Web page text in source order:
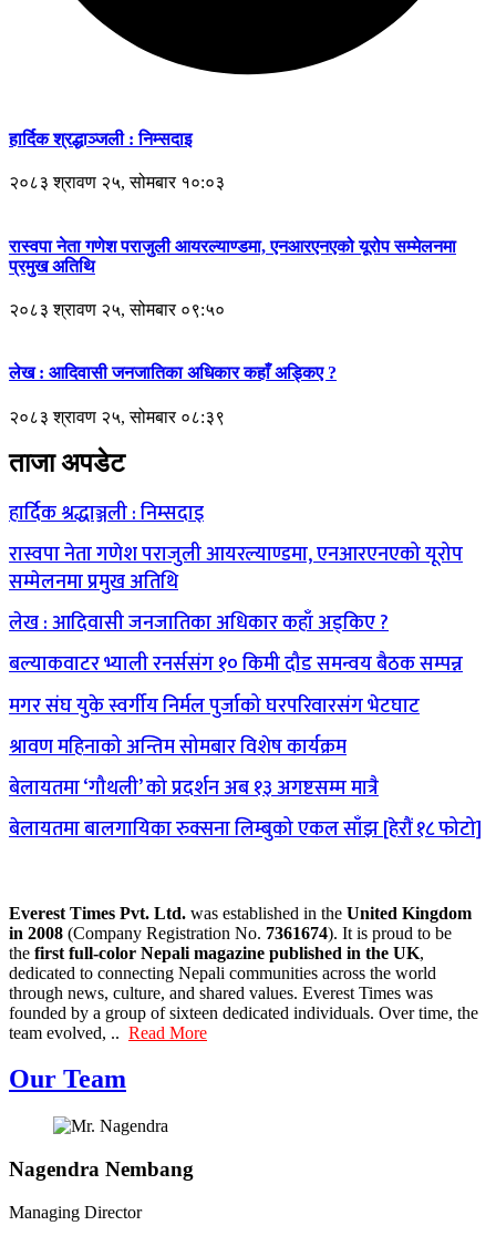
हार्दिक श्रद्धाञ्जली : निम्सदाइ
२०८३ श्रावण २५, सोमबार १०:०३
रास्वपा नेता गणेश पराजुली आयरल्याण्डमा, एनआरएनएको यूरोप सम्मेलनमा
प्रमुख अतिथि
२०८३ श्रावण २५, सोमबार ०९:५०
लेख : आदिवासी जनजातिका अधिकार कहाँ अड्किए ?
२०८३ श्रावण २५, सोमबार ०८:३९
ताजा अपडेट
हार्दिक श्रद्धाञ्जली : निम्सदाइ
रास्वपा नेता गणेश पराजुली आयरल्याण्डमा, एनआरएनएको यूरोप
सम्मेलनमा प्रमुख अतिथि
लेख : आदिवासी जनजातिका अधिकार कहाँ अड्किए ?
बल्याकवाटर भ्याली रनर्ससंग १० किमी दौड समन्वय बैठक सम्पन्न
मगर संघ युके स्वर्गीय निर्मल पुर्जाको घरपरिवारसंग भेटघाट
श्रावण महिनाको अन्तिम सोमबार विशेष कार्यक्रम
बेलायतमा ‘गौथली’ को प्रदर्शन अब १३ अगष्टसम्म मात्रै
बेलायतमा बालगायिका रुक्सना लिम्बुको एकल साँझ [हेरौं १८ फोटो]
Everest Times Pvt. Ltd. was established in the United Kingdom
in 2008 (Company Registration No. 7361674). It is proud to be
the first full-color Nepali magazine published in the UK,
dedicated to connecting Nepali communities across the world
through news, culture, and shared values. Everest Times was
founded by a group of sixteen dedicated individuals. Over time, the
team evolved, .. Read More
Our Team
Nagendra Nembang
Managing Director